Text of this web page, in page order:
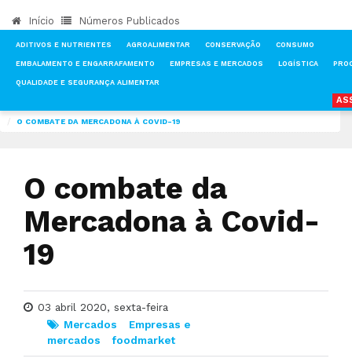
Início Números Publicados
ADITIVOS E NUTRIENTES AGROALIMENTAR CONSERVAÇÃO CONSUMO
EMBALAMENTO E ENGARRAFAMENTO EMPRESAS E MERCADOS LOGÍSTICA
QUALIDADE E SEGURANÇA ALIMENTAR
O COMBATE DA MERCADONA À COVID-19
O combate da
Mercadona à Covid-
19
03 abril 2020, sexta-feira
Mercados
Empresas e
mercados
foodmarket